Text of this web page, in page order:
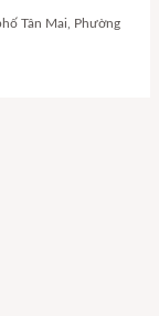
Tân Mai, Phường